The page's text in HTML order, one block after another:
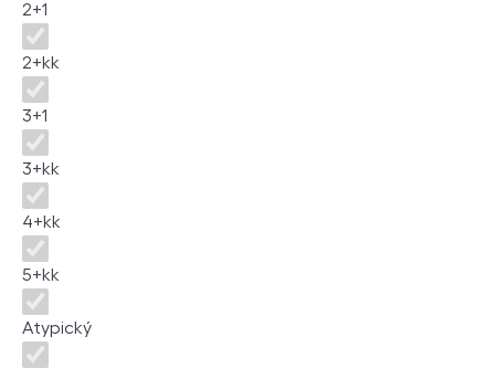
2+1
2+kk
3+1
3+kk
4+kk
5+kk
Atypický